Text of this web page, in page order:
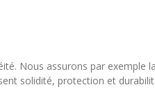
Nous assurons par exemple la
solidité, protection et